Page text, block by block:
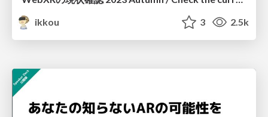
ikkou
3 2.5k